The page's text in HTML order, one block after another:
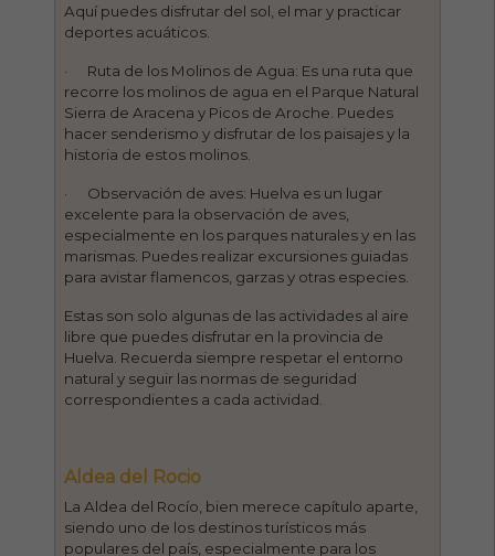
Aquí puedes disfrutar del sol, el mar y practicar
deportes acuáticos.
· Ruta de los Molinos de Agua: Es una ruta que
recorre los molinos de agua en el Parque Natural
Sierra de Aracena y Picos de Aroche. Puedes
hacer senderismo y disfrutar de los paisajes y la
historia de estos molinos.
· Observación de aves: Huelva es un lugar
excelente para la observación de aves,
especialmente en los parques naturales y en las
marismas. Puedes realizar excursiones guiadas
para avistar flamencos, garzas y otras especies.
Estas son solo algunas de las actividades al aire
libre que puedes disfrutar en la provincia de
Huelva. Recuerda siempre respetar el entorno
natural y seguir las normas de seguridad
correspondientes a cada actividad.
Aldea del Rocio
La Aldea del Rocío, bien merece capítulo aparte,
siendo uno de los destinos turísticos más
populares del país, especialmente para los